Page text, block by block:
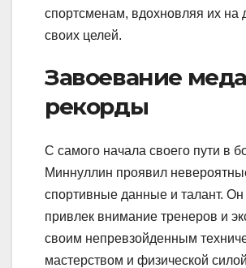
спортсменам, вдохновляя их на
своих целей.
Завоевание
рекорды
С самого начала своего пути в
Миннуллин проявил
спортивные данные и талант. Он
привлек внимание тренеров и
своим непревзойденным
мастерством и физической